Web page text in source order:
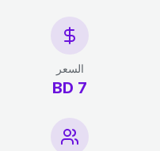
السعر
7 BD